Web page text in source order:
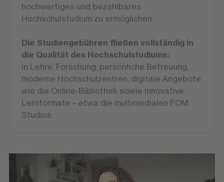
hochwertiges und bezahlbares
Hochschulstudium zu ermöglichen.
Die Studiengebühren fließen vollständig in
die Qualität des Hochschulstudiums:
in Lehre, Forschung, persönliche Betreuung,
moderne Hochschulzentren, digitale Angebote
wie die Online-Bibliothek sowie innovative
Lernformate – etwa die multimedialen FOM
Studios.